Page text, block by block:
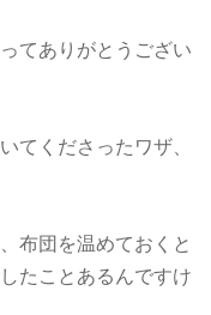
てありがとうござい
てくださったワザ、
布団を温めておくと
たことあるんですけ